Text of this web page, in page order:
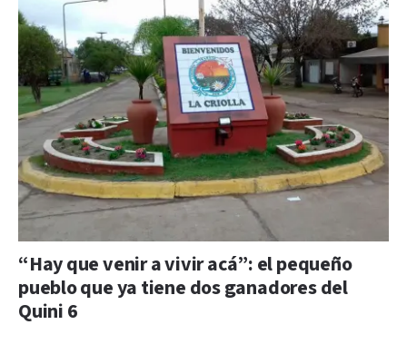
“Hay que venir a vivir acá”: el pequeño
pueblo que ya tiene dos ganadores del
Quini 6